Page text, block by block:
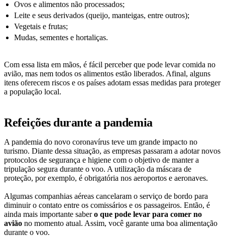
Ovos e alimentos não processados;
Leite e seus derivados (queijo, manteigas, entre outros);
Vegetais e frutas;
Mudas, sementes e hortaliças.
Com essa lista em mãos, é fácil perceber que pode levar comida no
avião, mas nem todos os alimentos estão liberados. Afinal, alguns
itens oferecem riscos e os países adotam essas medidas para proteger
a população local.
Refeições durante a pandemia
A pandemia do novo coronavírus teve um grande impacto no
turismo. Diante dessa situação, as empresas passaram a adotar novos
protocolos de segurança e higiene com o objetivo de manter a
tripulação segura durante o voo. A utilização da máscara de
proteção, por exemplo, é obrigatória nos aeroportos e aeronaves.
Algumas companhias aéreas cancelaram o serviço de bordo para
diminuir o contato entre os comissários e os passageiros. Então, é
ainda mais importante sabero que pode levar para comer no
avião no momento atual. Assim, você garante uma boa alimentação
durante o voo.